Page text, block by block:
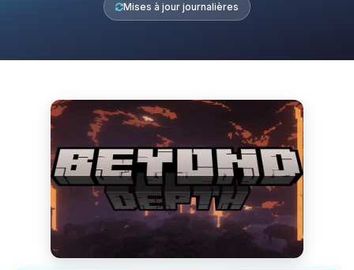
Mises à jour journalières